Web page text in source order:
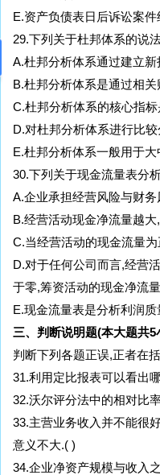
E.资产负债表日后诉讼案件
29.下列关于杜邦体系的说
A.杜邦分析体系通过建立
B.杜邦分析体系是通过相
C.杜邦分析体系的核心指
D.对杜邦分析体系进行比
E.杜邦分析体系一般用于
30.下列关于现金流量表分
A.企业承担经营风险与财
B.经营活动现金净流量越
C.当经营活动的现金流量
D.对于任何公司而言,经营
于零,筹资活动的现金净流
E.现金流量表是分析利润
三、判断说明题(本大题共
判断下列各题正误,正者在
31.利用定比报表可以看出
32.沃尔评分法中的相对比
33.主营业务收入并不能很
意义不大.( )
34.企业净资产规模与收入